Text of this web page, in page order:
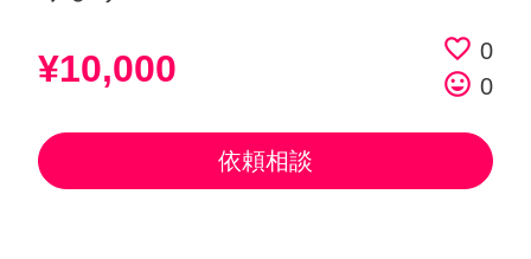
¥10,000 favorite_border 0
tag_faces 0
依頼相談